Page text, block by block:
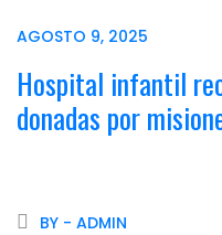
AGOSTO 9, 2025
Hospital infantil
donadas por
BY - ADMIN